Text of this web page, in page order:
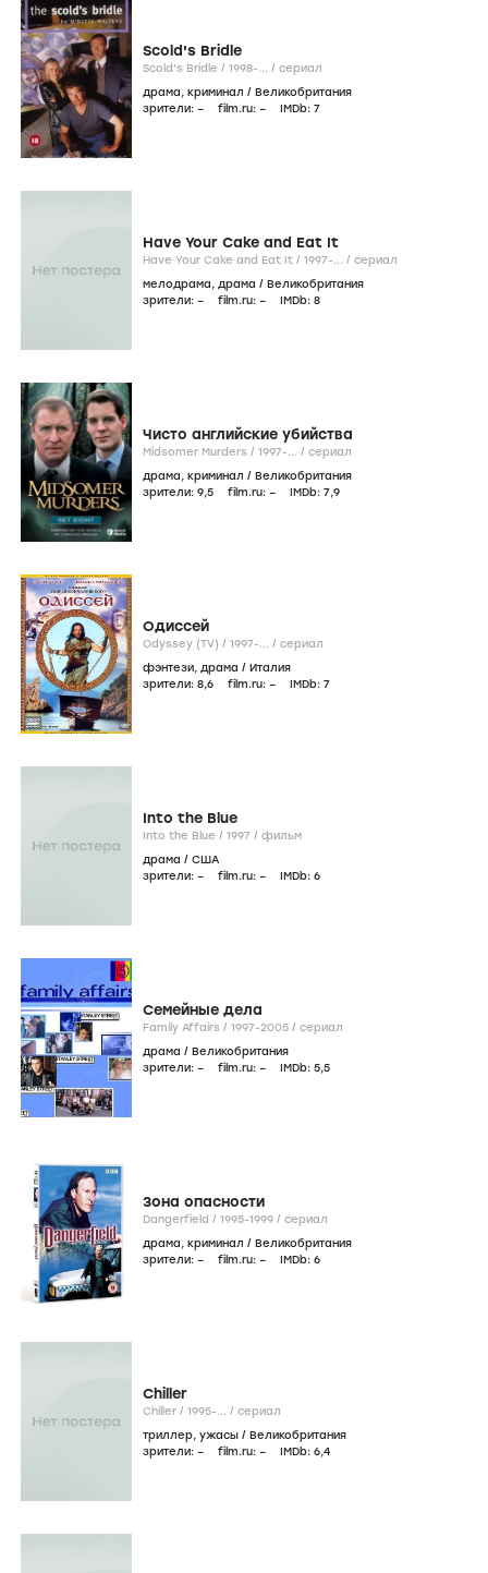
Scold's Bridle
Scold's Bridle / 1998-... / сериал
драма, криминал / Великобритания
зрители: – film.ru: – IMDb: 7
Have Your Cake and Eat It
Have Your Cake and Eat It / 1997-... / сериал
мелодрама, драма / Великобритания
зрители: – film.ru: – IMDb: 8
Чисто английские убийства
Midsomer Murders / 1997-... / сериал
драма, криминал / Великобритания
зрители: 9,5 film.ru: – IMDb: 7,9
Одиссей
Odyssey (TV) / 1997-... / сериал
фэнтези, драма / Италия
зрители: 8,6 film.ru: – IMDb: 7
Into the Blue
Into the Blue / 1997 / фильм
драма / США
зрители: – film.ru: – IMDb: 6
Семейные дела
Family Affairs / 1997-2005 / сериал
драма / Великобритания
зрители: – film.ru: – IMDb: 5,5
Зона опасности
Dangerfield / 1995-1999 / сериал
драма, криминал / Великобритания
зрители: – film.ru: – IMDb: 6
Chiller
Chiller / 1995-... / сериал
триллер, ужасы / Великобритания
зрители: – film.ru: – IMDb: 6,4